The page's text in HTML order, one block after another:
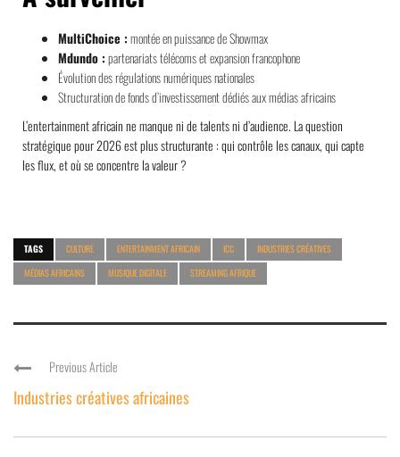
MultiChoice :montée en puissance de Showmax
Mdundo :partenariats télécoms et expansion francophone
Évolution des régulations numériques nationales
Structuration de fonds d’investissement dédiés aux médias africains
L’entertainment africain ne manque ni de talents ni d’audience. La question
stratégique pour 2026 est plus structurante : qui contrôle les canaux, qui capte
les flux, et où se concentre la valeur ?
TAGS CULTURE ENTERTAINMENT AFRICAIN ICC
INDUSTRIES CRÉATIVES
MÉDIAS AFRICAINS
MUSIQUE DIGITALE STREAMING AFRIQUE
Previous Article
Industries créatives africaines